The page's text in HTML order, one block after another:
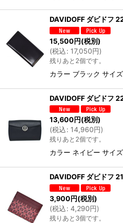
DAVIDOFF ダビドフ
15,500円(税別)
(税込: 17,050円)
残りあと2個です。
カラー ブラック サイ
DAVIDOFF ダビドフ
13,600円(税別)
(税込: 14,960円)
残りあと2個です。
カラー ネイビー サイ
DAVIDOFF ダビドフ
3,900円(税別)
(税込: 4,290円)
残りあと3個です。